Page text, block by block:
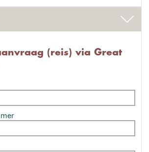
(reis) via Great